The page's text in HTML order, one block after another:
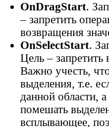
OnDragStart.
– запретить
возвращения
OnSelectStart.
Цель – запретить
Важно учесть,
выделения, т.е.
данной области,
помешать
всплывающее,